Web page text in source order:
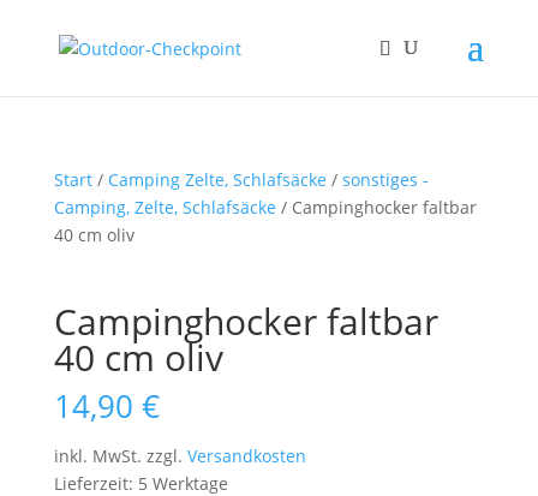
Start/ Camping Zelte, Schlafsäcke / sonstiges -
Camping, Zelte, Schlafsäcke / Campinghocker faltbar
40 cm oliv
Campinghocker faltbar
40 cm oliv
14,90 €
inkl. MwSt. zzgl. Versandkosten
Lieferzeit: 5 Werktage